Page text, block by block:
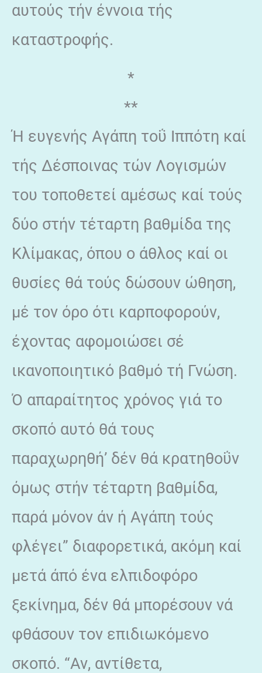
αυτούς τήν έννοια τής
καταστροφής.
*
**
Ή ευγενής Αγάπη τοΰ Ιππότη καί
τής Δέσποινας τών Λογισμών
του τοποθετεί αμέσως καί τούς
δύο στήν τέταρτη βαθμίδα της
Κλίμακας, όπου ο άθλος καί oι
θυσίες θά τούς δώσουν ώθηση,
μέ τον όρο ότι καρποφορούν,
έχοντας αφομοιώσει σέ
ικανοποιητικό βαθμό τή Γνώση.
Ό απαραίτητος χρόνος γιά το
σκοπό αυτό θά τους
παραχωρηθή’ δέν θά κρατηθοΰν
όμως στήν τέταρτη βαθμίδα,
παρά μόνον άν ή Αγάπη τούς
φλέγει” διαφορετικά, ακόμη καί
μετά άπό ένα ελπιδοφόρο
ξεκίνημα, δέν θά μπορέσουν νά
φθάσουν τον επιδιωκόμενο
σκοπό. “Αν, αντίθετα,